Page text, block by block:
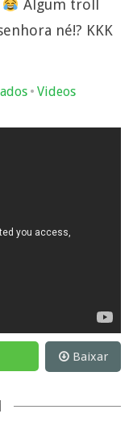
Algum troll
né!? KKK
• Videos
Baixar